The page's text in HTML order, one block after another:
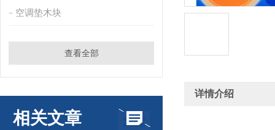
空调垫木块
查看全部
相关文章
详情介绍